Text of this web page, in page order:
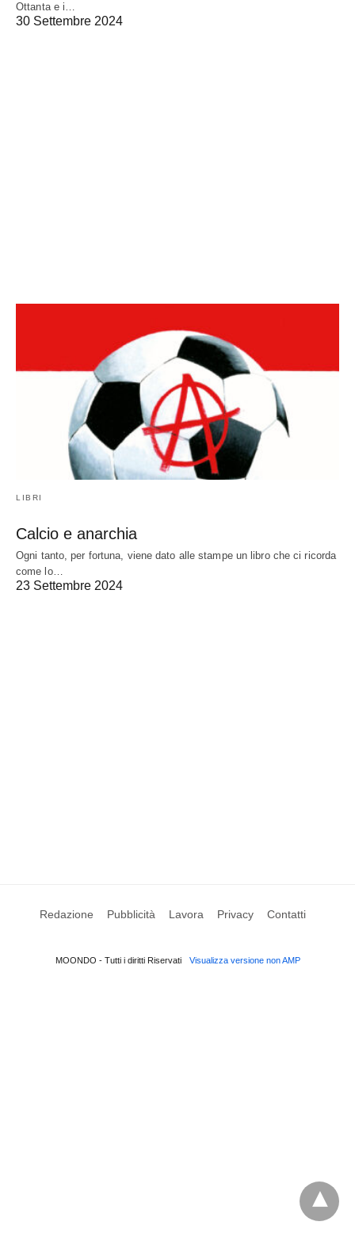
Ottanta e i…
30 Settembre 2024
LIBRI
Calcio e anarchia
Ogni tanto, per fortuna, viene dato alle stampe un libro che ci ricorda
come lo…
23 Settembre 2024
Redazione Pubblicità Lavora Privacy Contatti
MOONDO - Tutti i diritti Riservati Visualizza versione non AMP